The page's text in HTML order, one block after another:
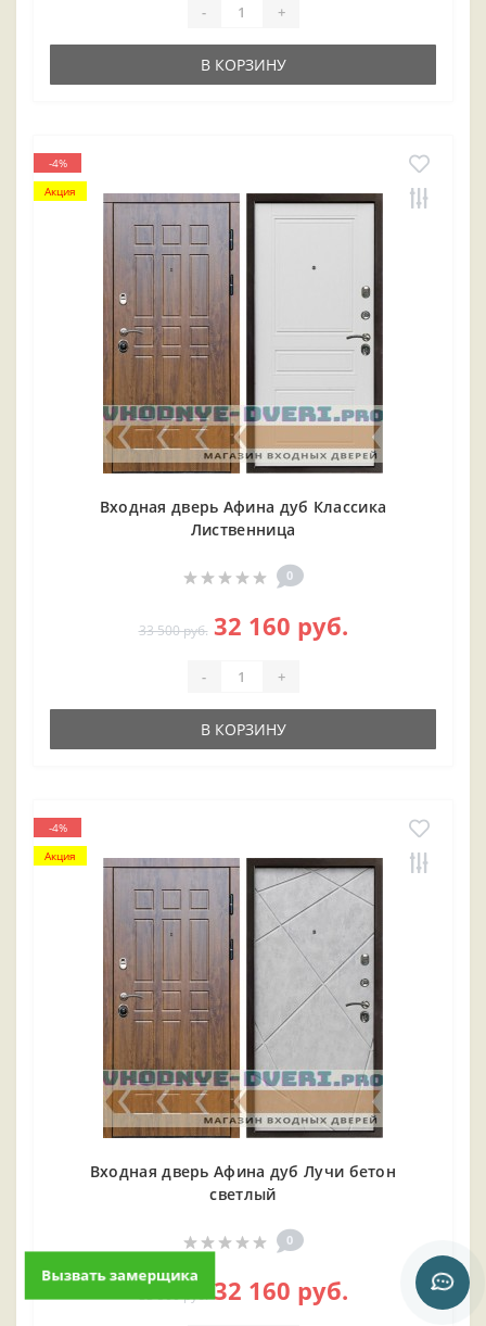
- +
В КОРЗИНУ
-4%
Акция
Входная дверь Афина дуб Классика
Лиственница
0
33 500 руб. 32 160 руб.
- +
В КОРЗИНУ
-4%
Акция
Входная дверь Афина дуб Лучи бетон
светлый
0
33 500 руб. 32 160 руб.
Вызвать замерщика